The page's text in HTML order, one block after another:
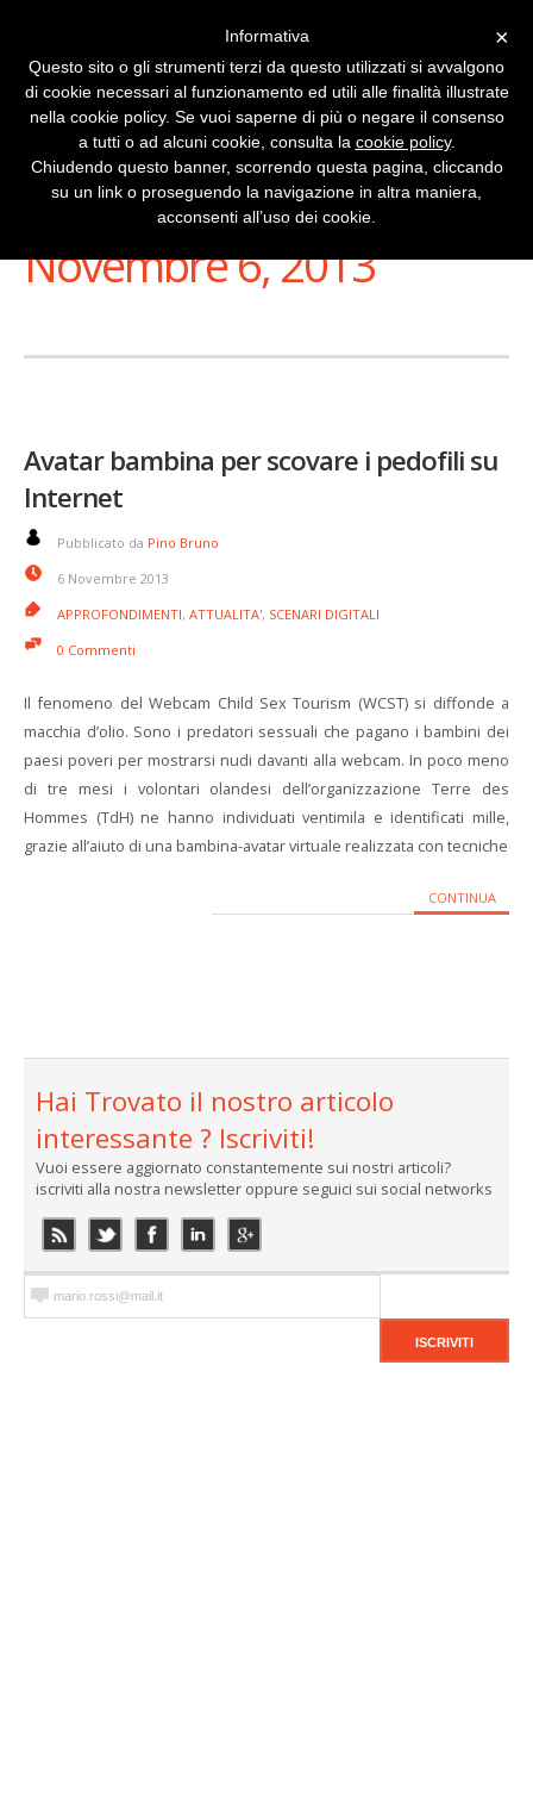
Stai Visualizzando
Novembre 6, 2013
Avatar bambina per scovare i pedofili su
Internet
Pubblicato da Pino Bruno
6 Novembre 2013
APPROFONDIMENTI, ATTUALITA', SCENARI DIGITALI
0 Commenti
Il fenomeno del Webcam Child Sex Tourism (WCST) si diffonde a
macchia d’olio. Sono i predatori sessuali che pagano i bambini dei
paesi poveri per mostrarsi nudi davanti alla webcam. In poco meno
di tre mesi i volontari olandesi dell’organizzazione Terre des
Hommes (TdH) ne hanno individuati ventimila e identificati mille,
grazie all’aiuto di una bambina-avatar virtuale realizzata con tecniche
CONTINUA
Hai Trovato il nostro articolo
interessante ? Iscriviti!
Vuoi essere aggiornato constantemente sui nostri articoli?
iscriviti alla nostra newsletter oppure seguici sui social networks
×
Informativa
Questo sito o gli strumenti terzi da questo utilizzati si avvalgono
di cookie necessari al funzionamento ed utili alle finalità illustrate
nella cookie policy. Se vuoi saperne di più o negare il consenso
a tutti o ad alcuni cookie, consulta la cookie policy.
Chiudendo questo banner, scorrendo questa pagina, cliccando
su un link o proseguendo la navigazione in altra maniera,
acconsenti all’uso dei cookie.